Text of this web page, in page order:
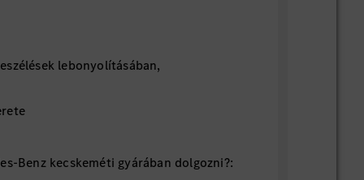
lebonyolításában,
Benz kecskeméti gyárában dolgozni?: